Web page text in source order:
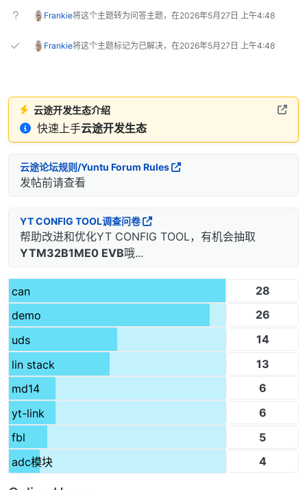
Frankie将这个主题转为问答主题，在2026年5月27日 上午4:48
Frankie将这个主题标记为已解决，在2026年5月27日 上午4:48
云途开发生态介绍
快速上手云途开发生态
云途论坛规则/Yuntu Forum Rules
发帖前请查看
YT CONFIG TOOL调查问卷
帮助改进和优化YT CONFIG TOOL，有机会抽取
YTM32B1ME0 EVB哦...
can
28
demo
26
uds
14
lin stack
13
md14
6
yt-link
6
fbl
5
adc模块
4